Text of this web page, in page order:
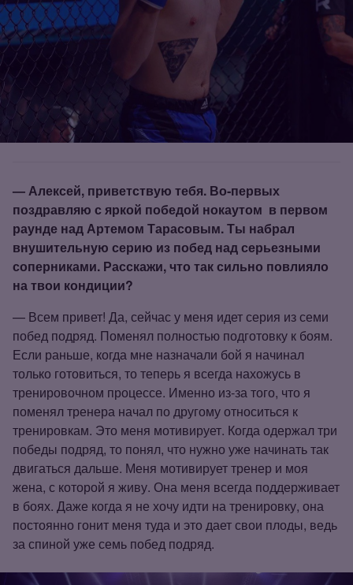
— Алексей, приветствую тебя. Во‑первых
поздравляю с яркой победой нокаутом в первом
раунде над Артемом Тарасовым. Ты набрал
внушительную серию из побед над серьезными
соперниками. Расскажи, что так сильно повлияло
на твои кондиции?
— Всем привет! Да, сейчас у меня идет серия из семи
побед подряд. Поменял полностью подготовку к боям.
Если раньше, когда мне назначали бой я начинал
только готовиться, то теперь я всегда нахожусь в
тренировочном процессе. Именно из‑за того, что я
поменял тренера начал по другому относиться к
тренировкам. Это меня мотивирует. Когда одержал три
победы подряд, то понял, что нужно уже начинать так
двигаться дальше. Меня мотивирует тренер и моя
жена, с которой я живу. Она меня всегда поддерживает
в боях. Даже когда я не хочу идти на тренировку, она
постоянно гонит меня туда и это дает свои плоды, ведь
за спиной уже семь побед подряд.